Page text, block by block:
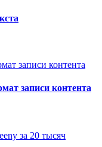
записи контента